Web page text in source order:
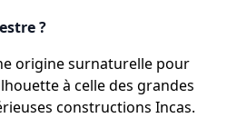
?
origine surnaturelle pour
à celle des grandes
constructions Incas.